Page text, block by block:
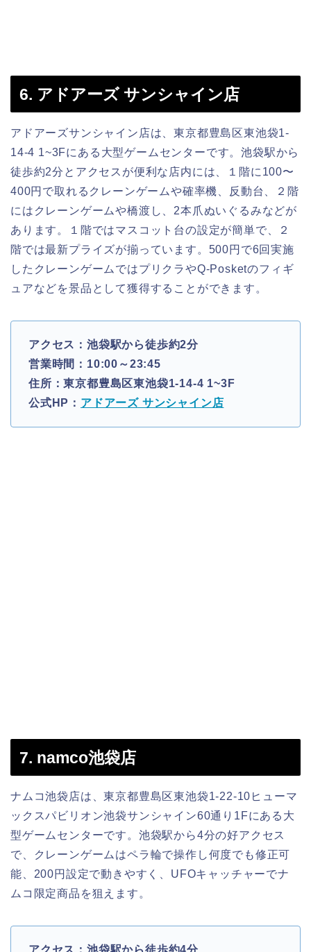
6. アドアーズ サンシャイン店
アドアーズサンシャイン店は、東京都豊島区東池袋1-
14-4 1~3Fにある大型ゲームセンターです。池袋駅から
徒歩約2分とアクセスが便利な店内には、１階に100〜
400円で取れるクレーンゲームや確率機、反動台、２階
にはクレーンゲームや橋渡し、2本爪ぬいぐるみなどが
あります。１階ではマスコット台の設定が簡単で、２
階では最新プライズが揃っています。500円で6回実施
したクレーンゲームではプリクラやQ-Posketのフィギ
ュアなどを景品として獲得することができます。
アクセス：池袋駅から徒歩約2分
営業時間：10:00～23:45
住所：東京都豊島区東池袋1-14-4 1~3F
公式HP： アドアーズ サンシャイン店
7. namco池袋店
ナムコ池袋店は、東京都豊島区東池袋1-22-10ヒューマ
ックスパビリオン池袋サンシャイン60通り1Fにある大
型ゲームセンターです。池袋駅から4分の好アクセス
で、クレーンゲームはペラ輪で操作し何度でも修正可
能、200円設定で動きやすく、UFOキャッチャーでナ
ムコ限定商品を狙えます。